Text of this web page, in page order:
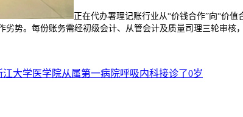
正在代办署理记账行业从“价钱合作”向“价
势。每份账务需经初级会计、从管会计及质量司理三轮审
江大学医学院从属第一病院呼吸内科接诊了0岁